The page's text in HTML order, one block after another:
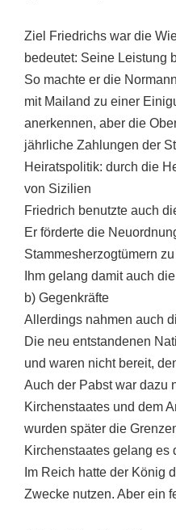
Ziel Friedrichs war die
bedeutet: Seine Leistung
So machte er die
mit Mailand zu einer
anerkennen, aber die
jährliche Zahlungen der
Heiratspolitik: durch die
von Sizilien
Friedrich benutzte auch
Er förderte die
Stammesherzogtümern
Ihm gelang damit auch
b) Gegenkräfte
Allerdings nahmen auch
Die neu entstandenen
und waren nicht bereit,
Auch der Pabst war dazu
Kirchenstaates und dem
wurden später die
Kirchenstaates gelang es
Im Reich hatte der König
Zwecke nutzen. Aber ein